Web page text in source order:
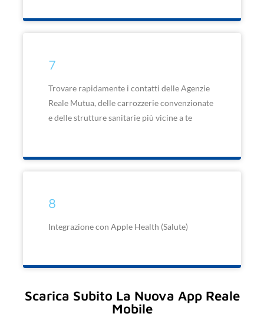
7
Trovare rapidamente i contatti delle Agenzie
Reale Mutua, delle carrozzerie convenzionate
e delle strutture sanitarie più vicine a te
8
Integrazione con Apple Health (Salute)
Scarica Subito La Nuova App Reale
Mobile